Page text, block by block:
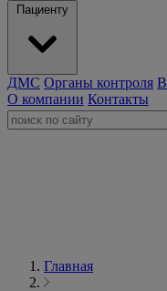
Пациенту
ДМС Органы контроля
О компании Контакты
Главная